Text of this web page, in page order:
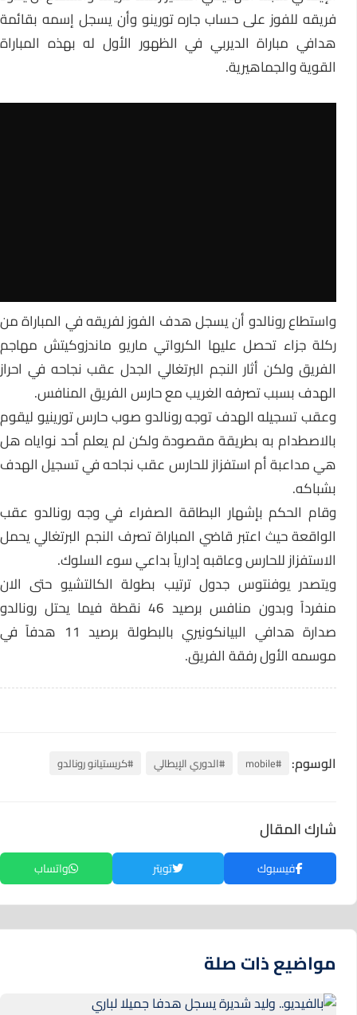
فريقه للفوز على حساب جاره تورينو وأن يسجل إسمه بقائمة
هدافي مباراة الديربي في الظهور الأول له بهذه المباراة
القوية والجماهيرية.
واستطاع رونالدو أن يسجل هدف الفوز لفريقه في المباراة من
ركلة جزاء تحصل عليها الكرواتي ماريو ماندزوكيتش مهاجم
الفريق ولكن أثار النجم البرتغالي الجدل عقب نجاحه في احراز
الهدف بسبب تصرفه الغريب مع حارس الفريق المنافس.
وعقب تسجيله الهدف توجه رونالدو صوب حارس تورينيو ليقوم
بالاصطدام به بطريقة مقصودة ولكن لم يعلم أحد نواياه هل
هي مداعبة أم استفزاز للحارس عقب نجاحه في تسجيل الهدف
بشباكه.
وقام الحكم بإشهار البطاقة الصفراء في وجه رونالدو عقب
الواقعة حيث اعتبر قاضي المباراة تصرف النجم البرتغالي يحمل
الاستفزاز للحارس وعاقبه إدارياً بداعي سوء السلوك.
ويتصدر يوفنتوس جدول ترتيب بطولة الكالتشيو حتى الان
منفرداً وبدون منافس برصيد 46 نقطة فيما يحتل رونالدو
صدارة هدافي البيانكونيري بالبطولة برصيد 11 هدفاً في
موسمه الأول رفقة الفريق.
الوسوم: #mobile #الدوري الإيطالي #كريستيانو رونالدو
شارك المقال
فيسبوك تويتر واتساب
مواضيع ذات صلة